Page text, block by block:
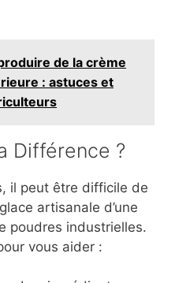
de la crème
: astuces et
Différence ?
il peut être difficile de
artisanale d’une
poudres industrielles.
vous aider :